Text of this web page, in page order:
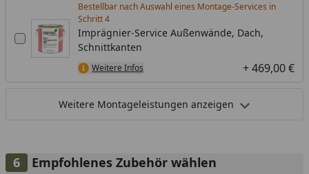
Bestellbar nach Auswahl eines Montage-Services in
Schritt
Imprägnier-Service Außenwände, Dach,
Schnittkanten
Weitere Infos + 469,00 €
Weitere Montageleistungen anzeigen
Empfohlenes Zubehör wählen